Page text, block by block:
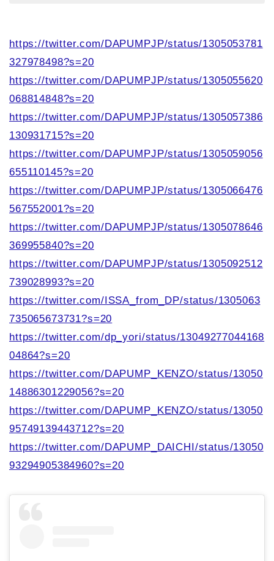
https://twitter.com/DAPUMPJP/status/1305053781
327978498?s=20
https://twitter.com/DAPUMPJP/status/1305055620
068814848?s=20
https://twitter.com/DAPUMPJP/status/1305057386
130931715?s=20
https://twitter.com/DAPUMPJP/status/1305059056
655110145?s=20
https://twitter.com/DAPUMPJP/status/1305066476
567552001?s=20
https://twitter.com/DAPUMPJP/status/1305078646
369955840?s=20
https://twitter.com/DAPUMPJP/status/1305092512
739028993?s=20
https://twitter.com/ISSA_from_DP/status/1305063
735065673731?s=20
https://twitter.com/dp_yori/status/13049277044168
04864?s=20
https://twitter.com/DAPUMP_KENZO/status/13050
14886301229056?s=20
https://twitter.com/DAPUMP_KENZO/status/13050
95749139443712?s=20
https://twitter.com/DAPUMP_DAICHI/status/13050
93294905384960?s=20